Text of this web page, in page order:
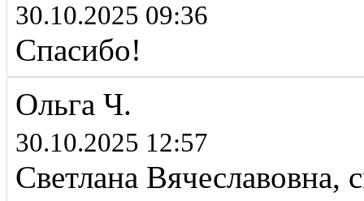
30.10.2025 09:36
Спасибо!
Ольга Ч.
30.10.2025 12:57
Светлана Вячеславовна,